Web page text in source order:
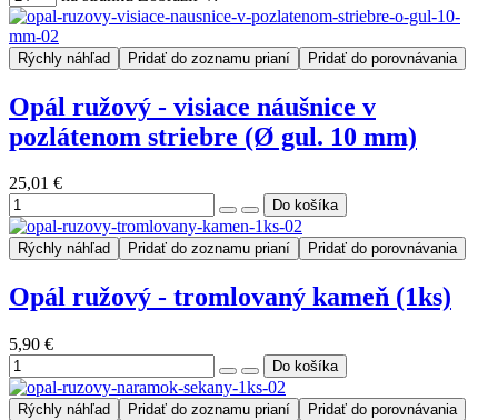
Rýchly náhľad Pridať do zoznamu prianí Pridať do porovnávania
Opál ružový - visiace náušnice v
pozlátenom striebre (Ø gul. 10 mm)
25,01 €
Rýchly náhľad Pridať do zoznamu prianí Pridať do porovnávania
Opál ružový - tromlovaný kameň (1ks)
5,90 €
Rýchly náhľad Pridať do zoznamu prianí Pridať do porovnávania